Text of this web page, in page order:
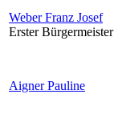
Weber Franz Josef
Erster Bürgermeister
Aigner Pauline